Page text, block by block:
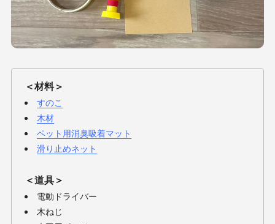
＜材料＞
すのこ
木材
ペット用消臭吸着マット
滑り止めネット
＜道具＞
電動ドライバー
木ねじ